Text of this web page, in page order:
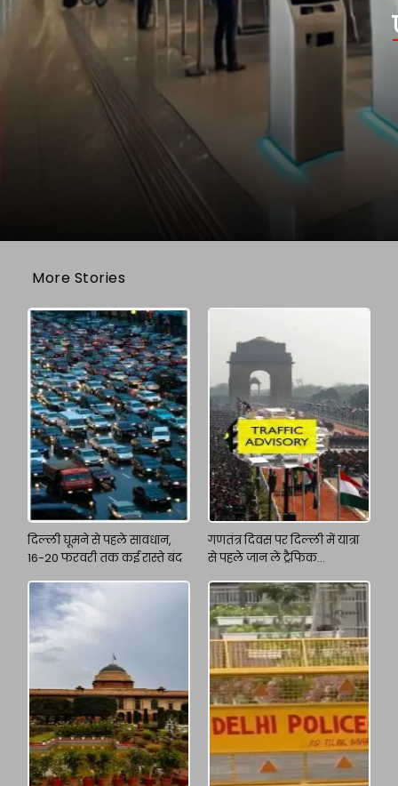
More Stories
दिल्ली घूमने से पहले सावधान,
16-20 फरवरी तक कई रास्ते बंद
गणतंत्र दिवस पर दिल्ली में यात्रा
से पहले जान लें ट्रैफिक